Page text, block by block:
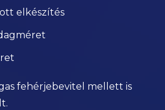
elkészítés
fehérjebevitel mellett is